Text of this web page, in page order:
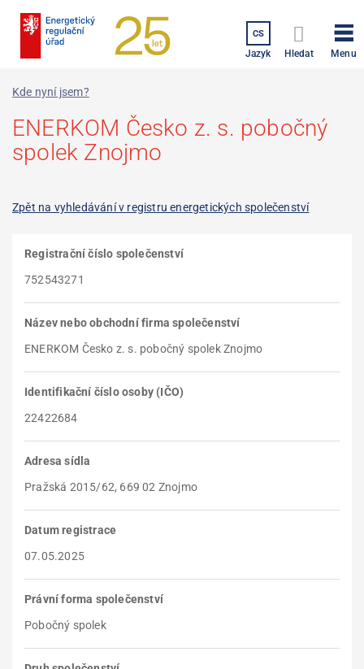
CS
Jazyk Hledat Menu
Kde nyní jsem?
ENERKOM Česko z. s. pobočný
spolek Znojmo
Zpět na vyhledávání v registru energetických společenství
Registrační číslo společenství
752543271
Název nebo obchodní firma společenství
ENERKOM Česko z. s. pobočný spolek Znojmo
Identifikační číslo osoby (IČO)
22422684
Adresa sídla
Pražská 2015/62, 669 02 Znojmo
Datum registrace
07.05.2025
Právní forma společenství
Pobočný spolek